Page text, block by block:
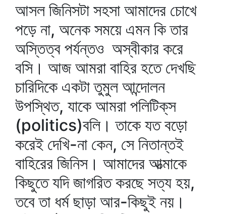
আসল জিনিসটা সহসা আমাদের চোখে
পড়ে না, অনেক সময়ে এমন কি তার
অস্তিত্ব পর্যন্তও অস্বীকার করে
বসি। আজ আমরা বাহির হতে দেখছি
চারিদিকে একটা তুমুল আন্দোলন
উপস্থিত, যাকে আমরা পলিটিক্‌স
(politics)বলি। তাকে যত বড়ো
করেই দেখি-না কেন, সে নিতান্তই
বাহিরের জিনিস। আমাদের আত্মাকে
কিছুতে যদি জাগরিত করছে সত্য হয়,
তবে তা ধর্ম ছাড়া আর-কিছুই নয়।